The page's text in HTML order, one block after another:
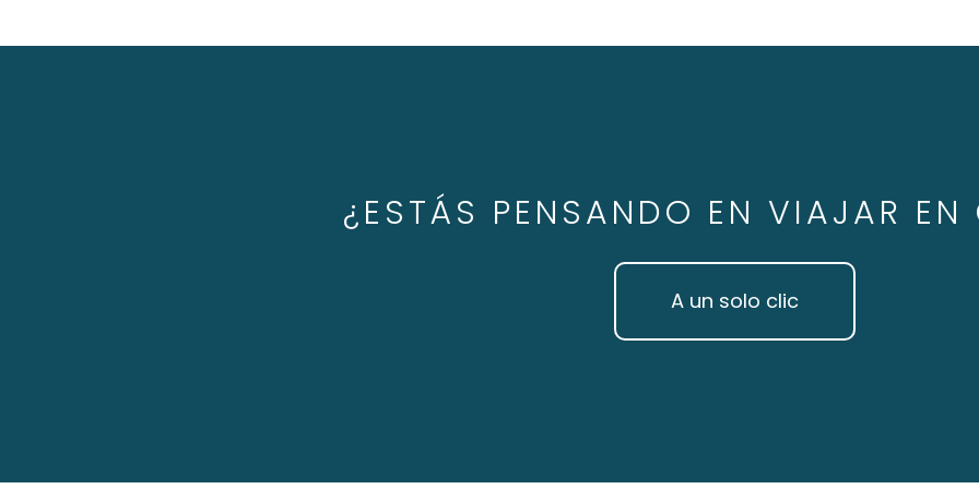
¿ESTÁS PENSANDO EN VIAJAR EN
A un solo clic